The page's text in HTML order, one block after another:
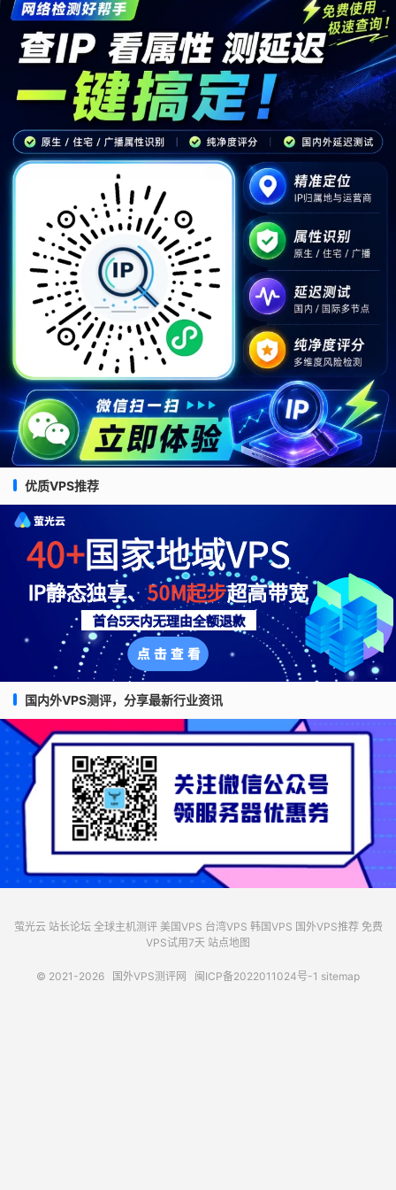
优质VPS推荐
国内外VPS测评，分享最新行业资讯
萤光云 站长论坛 全球主机测评 美国VPS 台湾VPS 韩国VPS 国外VPS推荐 免费
VPS试用7天 站点地图
© 2021-2026 国外VPS测评网 闽ICP备2022011024号-1 sitemap